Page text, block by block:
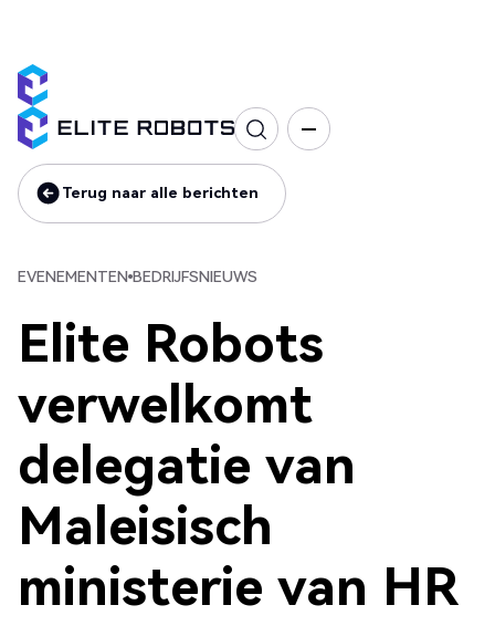
Terug naar alle berichten
Terug naar alle berichten
EVENEMENTEN BEDRIJFSNIEUWS
Elite Robots
verwelkomt
delegatie van
Maleisisch
ministerie van HR